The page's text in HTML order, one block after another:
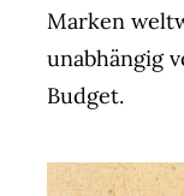
Marken
unabhängig
Budget.